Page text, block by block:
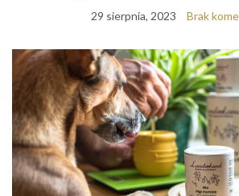
29 sierpnia, 2023 Brak